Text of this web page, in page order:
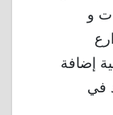
و
إضافة
في